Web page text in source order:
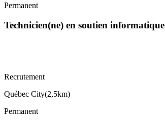
Permanent
Technicien(ne) en soutien informatique
Recrutement
Québec City(2,5km)
Permanent